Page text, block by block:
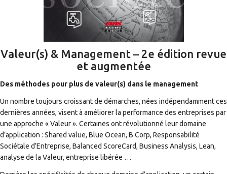
Valeur(s) & Management – 2e édition revue
et augmentée
Des méthodes pour plus de valeur(s) dans le management
Un nombre toujours croissant de démarches, nées indépendamment ces
dernières années, visent à améliorer la performance des entreprises par
une approche « Valeur ». Certaines ont révolutionné leur domaine
d’application : Shared value, Blue Ocean, B Corp, Responsabilité
Sociétale d’Entreprise, Balanced ScoreCard, Business Analysis, Lean,
analyse de la Valeur, entreprise libérée …